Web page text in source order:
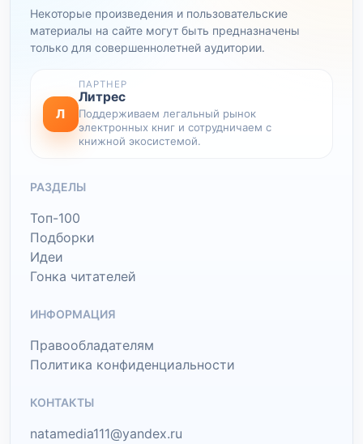
Некоторые произведения и пользовательские
материалы на сайте могут быть предназначены
только для совершеннолетней аудитории.
Л
ПАРТНЕР
Литрес
Поддерживаем легальный рынок
электронных книг и сотрудничаем с
книжной экосистемой.
РАЗДЕЛЫ
Топ-100
Подборки
Идеи
Гонка читателей
ИНФОРМАЦИЯ
Правообладателям
Политика конфиденциальности
КОНТАКТЫ
natamedia111@yandex.ru